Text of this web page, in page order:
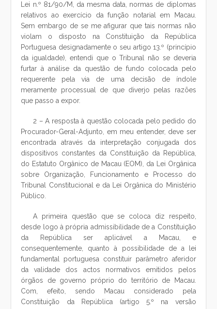
Lei n.º 81/90/M, da mesma data, normas de diplomas
relativos ao exercício da função notarial em Macau.
Sem embargo de se me afigurar que tais normas não
violam o disposto na Constituição da República
Portuguesa designadamente o seu artigo 13.º (princípio
da igualdade), entendi que o Tribunal não se deveria
furtar à análise da questão de fundo colocada pelo
requerente pela via de uma decisão de índole
meramente processual de que diverjo pelas razões
que passo a expor.
2 – A resposta à questão colocada pelo pedido do
Procurador-Geral-Adjunto, em meu entender, deve ser
encontrada através da interpretação conjugada dos
dispositivos constantes da Constituição da República,
do Estatuto Orgânico de Macau (EOM), da Lei Orgânica
sobre Organização, Funcionamento e Processo do
Tribunal Constitucional e da Lei Orgânica do Ministério
Público.
A primeira questão que se coloca diz respeito,
desde logo à própria admissibilidade de a Constituição
da República ser aplicável a Macau, e
consequentemente, quanto à possibilidade de a lei
fundamental portuguesa constituir parâmetro aferidor
da validade dos actos normativos emitidos pelos
órgãos de governo próprio do território de Macau.
Com, efeito, sendo Macau considerado pela
Constituição da República (artigo 5.º na versão